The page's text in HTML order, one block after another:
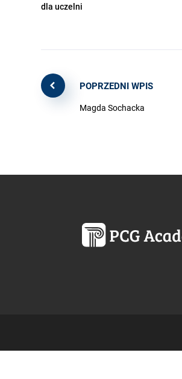
dla uczelni
POPRZEDNI WPIS
Magda Sochacka